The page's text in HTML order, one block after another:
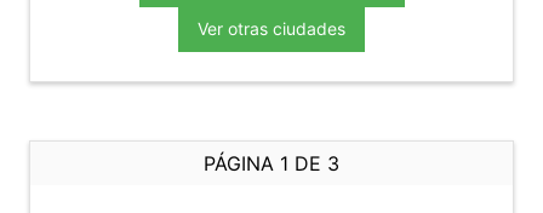
Ver otras ciudades
PÁGINA 1 DE 3